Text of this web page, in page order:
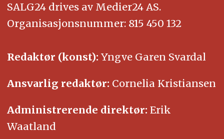
SALG24 drives av Medier24 AS.
Organisasjonsnummer: 815 450 132
Redaktør (konst): Yngve Garen Svardal
Ansvarlig redaktør: Cornelia Kristiansen
Administrerende direktør: Erik
Waatland